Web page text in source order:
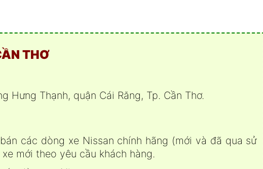
THƠ
Hưng Thạnh, quận Cái Răng, Tp. Cần Thơ.
các dòng xe Nissan chính hãng (mới và đã qua sử
mới theo yêu cầu khách hàng.